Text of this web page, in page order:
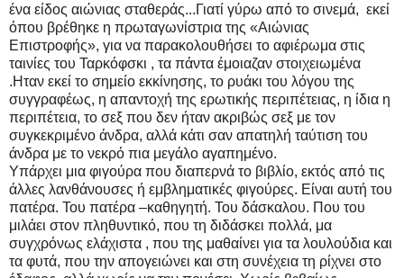
ένα είδος αιώνιας σταθεράς...Γιατί γύρω από το σινεμά, εκεί
όπου βρέθηκε η πρωταγωνίστρια της «Αιώνιας
Επιστροφής», για να παρακολουθήσει το αφιέρωμα στις
ταινίες του Ταρκόφσκι , τα πάντα έμοιαζαν στοιχειωμένα
.Ηταν εκεί το σημείο εκκίνησης, το ρυάκι του λόγου της
συγγραφέως, η απαντοχή της ερωτικής περιπέτειας, η ίδια η
περιπέτεια, το σεξ που δεν ήταν ακριβώς σεξ με τον
συγκεκριμένο άνδρα, αλλά κάτι σαν απατηλή ταύτιση του
άνδρα με το νεκρό πια μεγάλο αγαπημένο.
Υπάρχει μια φιγούρα που διαπερνά το βιβλίο, εκτός από τις
άλλες λανθάνουσες ή εμβληματικές φιγούρες. Είναι αυτή του
πατέρα. Του πατέρα –καθηγητή. Του δάσκαλου. Που του
μιλάει στον πληθυντικό, που τη διδάσκει πολλά, μα
συγχρόνως ελάχιστα , που της μαθαίνει για τα λουλούδια και
τα φυτά, που την απογειώνει και στη συνέχεια τη ρίχνει στο